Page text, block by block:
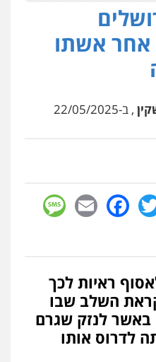
דין פלילי
פשיעה חמורה
וחקירות
אלימות סמים מעצרים
מעצרים וחקירות
אחר אשתו
, ב-22/05/2025
Twitter
Facebook
Email
ראיות לכך
השלב שבו
באשר לנזק שגרם
לדרוס אותו